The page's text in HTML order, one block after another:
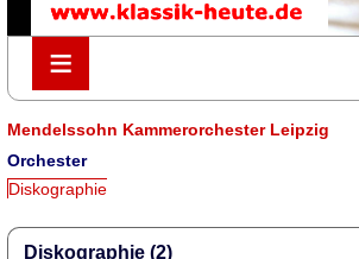
≡
≡
Mendelssohn Kammerorchester Leipzig
Orchester
Diskographie
Diskographie (2)